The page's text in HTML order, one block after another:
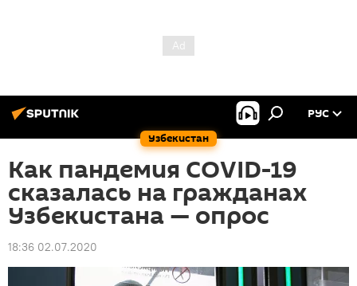
Узбекистан
РУС
Как пандемия COVID-19
сказалась на гражданах
Узбекистана — опрос
18:36 02.07.2020